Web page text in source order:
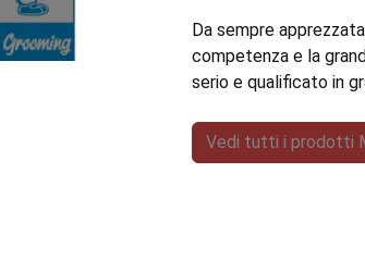
Da sempre
competenza e la
serio e qualificato in
Vedi tutti i prodotti